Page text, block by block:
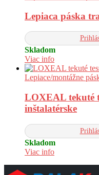
Lepiaca páska
Skladom
Viac info
Lepiace/montážne
LOXEAL tekuté
inštalatérske
Skladom
Viac info